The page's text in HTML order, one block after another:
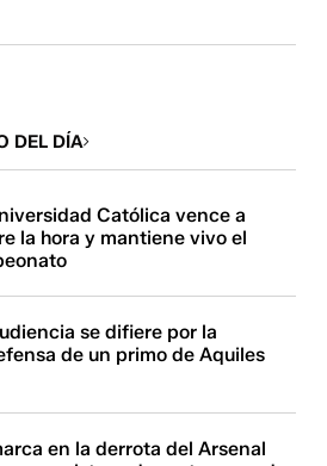
DEL DÍA
Católica vence a
la hora y mantiene vivo el
se difiere por la
de un primo de Aquiles
en la derrota del Arsenal